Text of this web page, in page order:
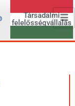
Társadalmi
felelősségvállalás